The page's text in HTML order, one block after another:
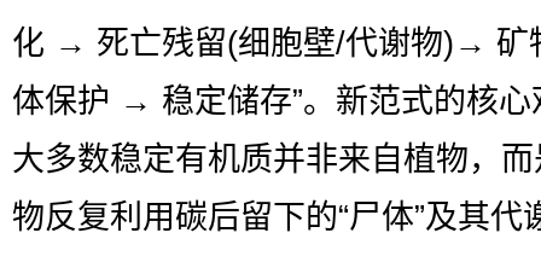
化 → 死亡残留(细胞壁/代谢物)→ 矿
体保护 → 稳定储存”。新范式的核心
大多数稳定有机质并非来自植物，
物反复利用碳后留下的“尸体”及其代